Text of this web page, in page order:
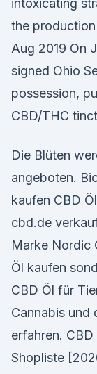
intoxicating
the
Aug 2019 On
signed Ohio
possession,
CBD/THC
Die Blüten
angeboten.
kaufen CBD
cbd.de
Marke Nordic
Öl kaufen
CBD Öl für
Cannabis und
erfahren.
Shopliste